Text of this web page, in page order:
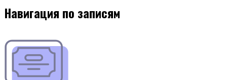
Навигация по записям